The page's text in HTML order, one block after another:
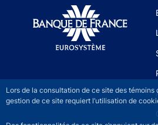
Lors de la consultation de ce site des
gestion de ce site requiert l’utilisation de